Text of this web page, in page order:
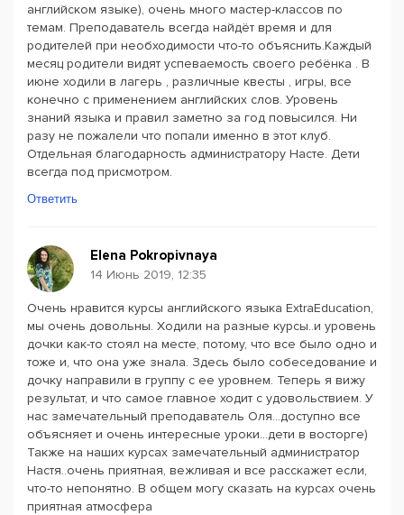
английском языке), очень много мастер-классов по
темам. Преподаватель всегда найдёт время и для
родителей при необходимости что-то объяснить.Каждый
месяц родители видят успеваемость своего ребёнка . В
июне ходили в лагерь , различные квесты , игры, все
конечно с применением английских слов. Уровень
знаний языка и правил заметно за год повысился. Ни
разу не пожалели что попали именно в этот клуб.
Отдельная благодарность администратору Насте. Дети
всегда под присмотром.
Ответить
Elena Pokropivnaya
14 Июнь 2019, 12:35
Очень нравится курсы английского языка ExtraEducation,
мы очень довольны. Ходили на разные курсы..и уровень
дочки как-то стоял на месте, потому, что все было одно и
тоже и, что она уже знала. Здесь было собеседование и
дочку направили в группу с ее уровнем. Теперь я вижу
результат, и что самое главное ходит с удовольствием. У
нас замечательный преподаватель Оля...доступно все
объясняет и очень интересные уроки...дети в восторге)
Также на наших курсах замечательный администратор
Настя..очень приятная, вежливая и все расскажет если,
что-то непонятно. В общем могу сказать на курсах очень
приятная атмосфера